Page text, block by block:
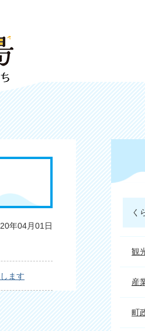
年04月01日
ます
く
観
産
町